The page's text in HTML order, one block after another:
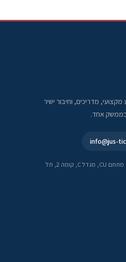
מדריכים, וחיבור ישיר
בממשק אחד.
רחוב ראול ולנברג 18, מתחם CU, מגדל C, קומה 2, תל